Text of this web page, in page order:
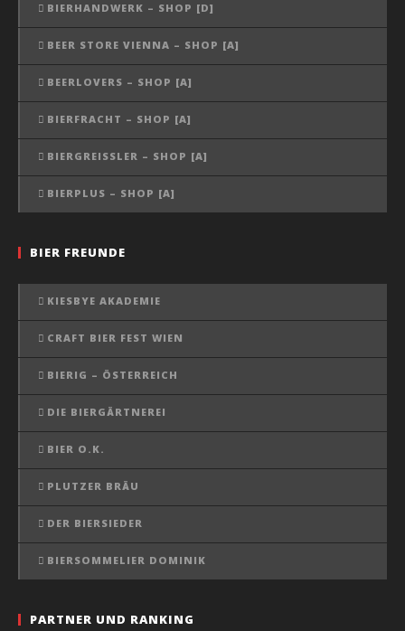
BIERHANDWERK – SHOP [D]
BEER STORE VIENNA – SHOP [A]
BEERLOVERS – SHOP [A]
BIERFRACHT – SHOP [A]
BIERGREISSLER – SHOP [A]
BIERPLUS – SHOP [A]
BIER FREUNDE
KIESBYE AKADEMIE
CRAFT BIER FEST WIEN
BIERIG – ÖSTERREICH
DIE BIERGÄRTNEREI
BIER O.K.
PLUTZER BRÄU
DER BIERSIEDER
BIERSOMMELIER DOMINIK
PARTNER UND RANKING